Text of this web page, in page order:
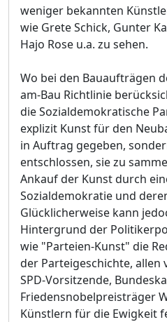
weniger bekannten
wie Grete Schick, Gunter
Hajo Rose u.a. zu sehen.
Wo bei den Bauaufträgen
am-Bau Richtlinie
die Sozialdemokratische
explizit Kunst für den
in Auftrag gegeben,
entschlossen, sie zu
Ankauf der Kunst durch
Sozialdemokratie und
Glücklicherweise kann
Hintergrund der
wie "Parteien-Kunst" die
der Parteigeschichte, allen
SPD-Vorsitzende,
Friedensnobelpreisträger
Künstlern für die Ewigkeit